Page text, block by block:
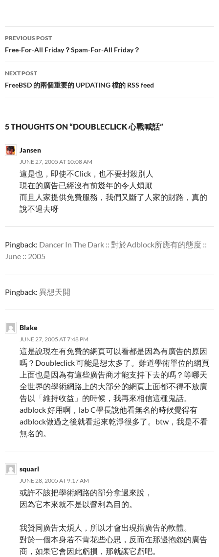
Post
navigation
PREVIOUS POST
Free-For-All Friday？Spam-For-All Friday？
NEXT POST
FreeBSD 的兩個重要的 UPDATING 檔的 RSS feed
5 THOUGHTS ON “DOUBLECLICK 心戰喊話”
Jansen
JUNE 27, 2005 AT 10:08 AM
這是也，即使不Click，也不要封殺別人
現在的廣告已經沒有前幾年的令人煩厭
而且人家提供免費服務，我們又斷了人家的財路，真的
說不過去呀
Pingback: Dancer In The Dark :: 對於Adblock所應有的態度 ::
June :: 2005
Pingback: 異想天開
Blake
JUNE 27, 2005 AT 7:48 PM
這是說現在有免費的網頁可以看都是因為有廣告的原因
嗎？Doubleclick 可能是想太多了。難道學術單位的網頁
上面也是因為有這些廣告商才能支持下去的嗎？等哪天
全世界的學術網路上的大部分的網頁上面都不得不放廣
告以「維持收益」的時候，我再來相信這種鬼話。
adblock 好用啊，lab C學長說他看無名的時候覺得有
adblock做過之後就看起來乾淨很多了。btw，我是不看
無名的。
squarl
JUNE 28, 2005 AT 9:17 AM
或許不該把學術網路的部分拿過來說，
因為它本來就不是以營利為目的。
我贊同廣告太煩人，所以才會出現擋廣告的軟體。
對於一個本身若不肯花些心思，反而在那邊抱怨的廣告
商，如果它會因此虧損，那就讓它虧吧。